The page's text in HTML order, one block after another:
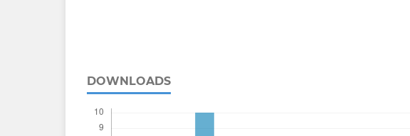
DOWNLOADS